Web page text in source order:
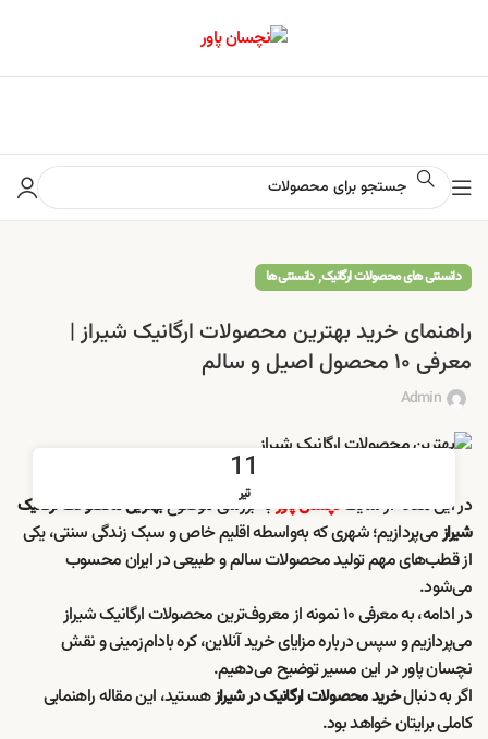
دانستنی های محصولات ارگانیک,دانستنی ها
راهنمای خرید بهترین محصولات ارگانیک شیراز |
معرفی ۱۰ محصول اصیل و سالم
Admin
11
تیر در این مقاله از سایتنچسان پاوربه بررسی موضوعبهترین محصولات ارگانیک
شیرازمی‌پردازیم؛ شهری که به‌واسطه اقلیم خاص و سبک زندگی سنتی، یکی
از قطب‌های مهم تولید محصولات سالم و طبیعی در ایران محسوب
می‌شود.
در ادامه، به معرفی ۱۰ نمونه از معروف‌ترین محصولات ارگانیک شیراز
می‌پردازیم و سپس درباره مزایای خرید آنلاین، کره بادام‌زمینی و نقش
نچسان پاور در این مسیر توضیح می‌دهیم.
اگر به دنبالخرید محصولات ارگانیک در شیرازهستید، این مقاله راهنمایی
کاملی برایتان خواهد بود.